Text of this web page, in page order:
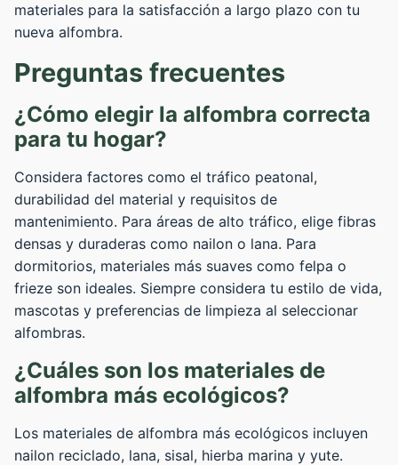
materiales para la satisfacción a largo plazo con tu
nueva alfombra.
Preguntas frecuentes
¿Cómo elegir la alfombra correcta
para tu hogar?
Considera factores como el tráfico peatonal,
durabilidad del material y requisitos de
mantenimiento. Para áreas de alto tráfico, elige fibras
densas y duraderas como nailon o lana. Para
dormitorios, materiales más suaves como felpa o
frieze son ideales. Siempre considera tu estilo de vida,
mascotas y preferencias de limpieza al seleccionar
alfombras.
¿Cuáles son los materiales de
alfombra más ecológicos?
Los materiales de alfombra más ecológicos incluyen
nailon reciclado, lana, sisal, hierba marina y yute.